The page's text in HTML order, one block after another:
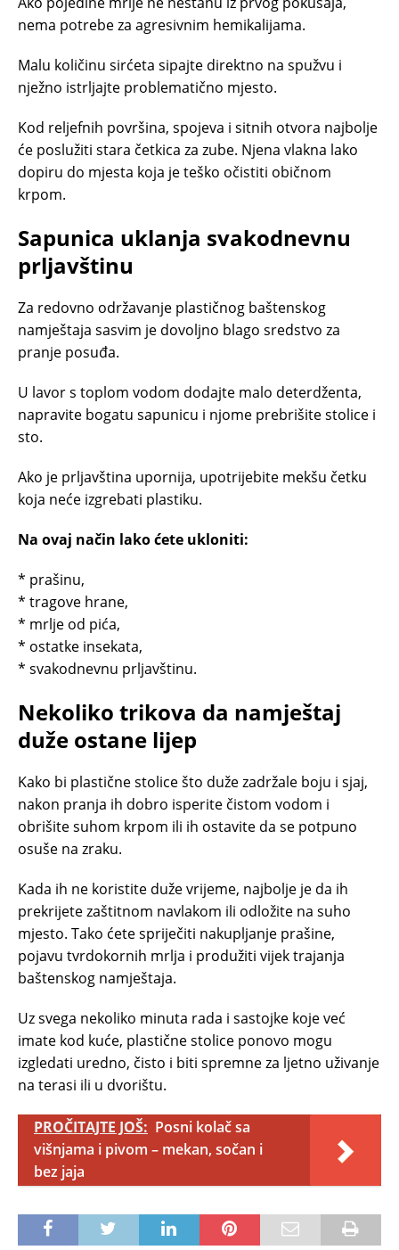
nema potrebe za agresivnim hemikalijama.
Malu količinu sirćeta sipajte direktno na spužvu i
nježno istrljajte problematično mjesto.
Kod reljefnih površina, spojeva i sitnih otvora najbolje
će poslužiti stara četkica za zube. Njena vlakna lako
dopiru do mjesta koja je teško očistiti običnom
krpom.
Sapunica uklanja svakodnevnu
prljavštinu
Za redovno održavanje plastičnog baštenskog
namještaja sasvim je dovoljno blago sredstvo za
pranje posuđa.
U lavor s toplom vodom dodajte malo deterdženta,
napravite bogatu sapunicu i njome prebrišite stolice i
sto.
Ako je prljavština upornija, upotrijebite mekšu četku
koja neće izgrebati plastiku.
Na ovaj način lako ćete ukloniti:
* prašinu,
* tragove hrane,
* mrlje od pića,
* ostatke insekata,
* svakodnevnu prljavštinu.
Nekoliko trikova da namještaj
duže ostane lijep
Kako bi plastične stolice što duže zadržale boju i sjaj,
nakon pranja ih dobro isperite čistom vodom i
obrišite suhom krpom ili ih ostavite da se potpuno
osuše na zraku.
Kada ih ne koristite duže vrijeme, najbolje je da ih
prekrijete zaštitnom navlakom ili odložite na suho
mjesto. Tako ćete spriječiti nakupljanje prašine,
pojavu tvrdokornih mrlja i produžiti vijek trajanja
baštenskog namještaja.
Uz svega nekoliko minuta rada i sastojke koje već
imate kod kuće, plastične stolice ponovo mogu
izgledati uredno, čisto i biti spremne za ljetno uživanje
na terasi ili u dvorištu.
PROČITAJTE JOŠ: Posni kolač sa
višnjama i pivom – mekan, sočan i
bez jaja